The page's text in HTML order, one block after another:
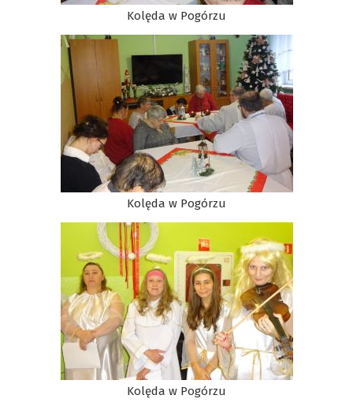
Kolęda w Pogórzu
Kolęda w Pogórzu
Kolęda w Pogórzu